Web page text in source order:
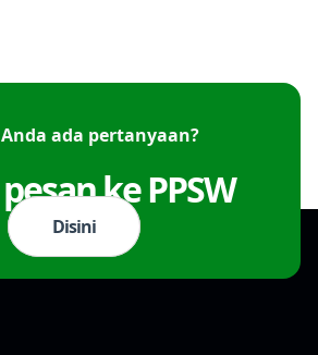
Anda ada pertanyaan?
ke PPSW
Disini